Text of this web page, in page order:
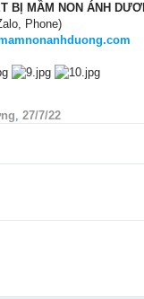
BỊ MẦM NON ÁNH
Phone)
, 27/7/22